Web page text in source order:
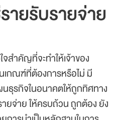
ยรับรายจ่าย
สำคัญที่จะทำให้เจ้าของ
เกณฑ์ที่ต้องการหรือไม่ มี
ธุรกิจในอนาคตให้ถูกทิศทาง
ยจ่าย ให้ครบถ้วน ถูกต้อง ยัง